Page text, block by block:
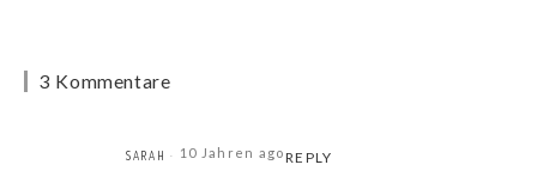
3 Kommentare
SARAH 10 Jahren agoREPLY